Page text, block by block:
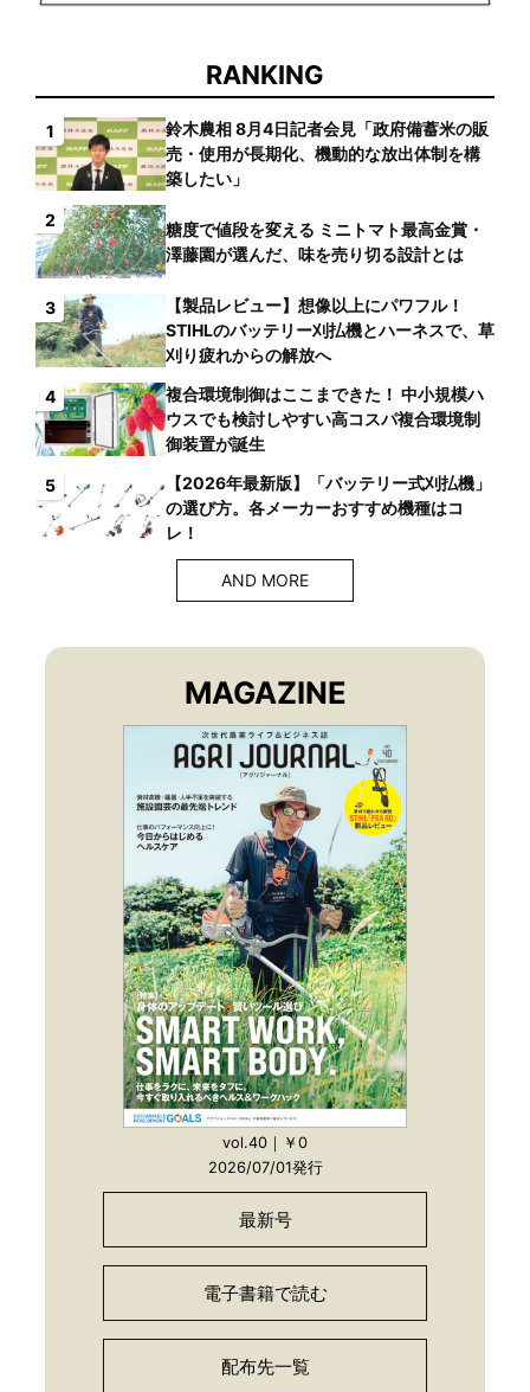
RANKING
1
鈴木農相 8月4日記者会見「政府備蓄米の販
売・使用が長期化、機動的な放出体制を構
築したい」
2
糖度で値段を変える ミニトマト最高金賞・
澤藤園が選んだ、味を売り切る設計とは
3
【製品レビュー】想像以上にパワフル！
STIHLのバッテリー刈払機とハーネスで、草
刈り疲れからの解放へ
4
複合環境制御はここまできた！ 中小規模ハ
ウスでも検討しやすい高コスパ複合環境制
御装置が誕生
5
【2026年最新版】「バッテリー式刈払機」
の選び方。各メーカーおすすめ機種はコ
レ！
AND MORE
MAGAZINE
vol.40｜￥0
2026/07/01発行
最新号
電子書籍で読む
配布先一覧